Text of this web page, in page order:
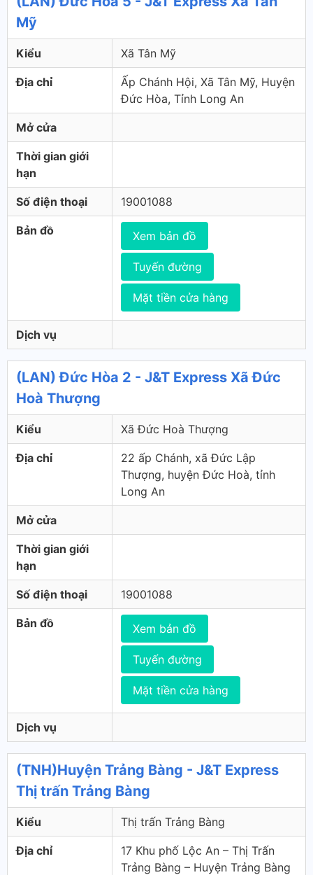
Mỹ
Kiểu Xã Tân Mỹ
Địa chỉ
Ấp Chánh Hội, Xã Tân Mỹ, Huyện
Đức Hòa, Tỉnh Long An
Mở cửa
Thời gian giới
hạn
Số điện thoại 19001088
Bản đồ Xem bản đồ
Tuyến đường
Mặt tiền cửa hàng
Dịch vụ
(LAN) Đức Hòa 2 - J&T Express Xã Đức
Hoà Thượng
Kiểu Xã Đức Hoà Thượng
Địa chỉ
22 ấp Chánh, xã Đức Lập
Thượng, huyện Đức Hoà, tỉnh
Long An
Mở cửa
Thời gian giới
hạn
Số điện thoại 19001088
Bản đồ Xem bản đồ
Tuyến đường
Mặt tiền cửa hàng
Dịch vụ
(TNH)Huyện Trảng Bàng - J&T Express
Thị trấn Trảng Bàng
Kiểu Thị trấn Trảng Bàng
Địa chỉ
17 Khu phố Lộc An – Thị Trấn
Trảng Bàng – Huyện Trảng Bàng